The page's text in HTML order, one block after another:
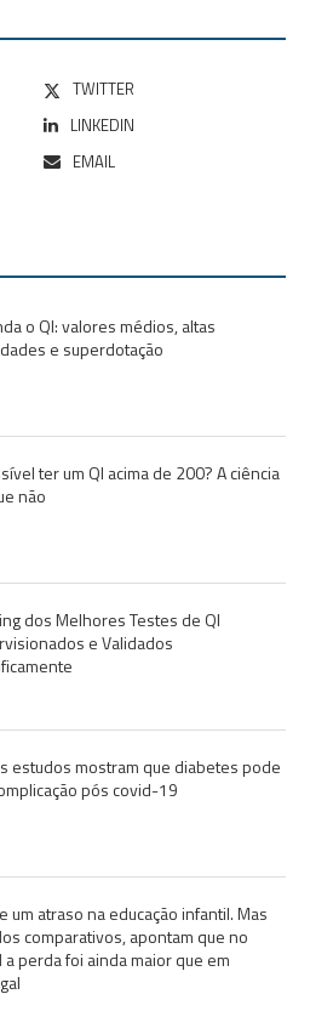
TWITTER
LINKEDIN
EMAIL
o QI: valores médios, altas
e superdotação
ter um QI acima de 200? A ciência
não
dos Melhores Testes de QI
e Validados
estudos mostram que diabetes pode
pós covid-19
um atraso na educação infantil. Mas
comparativos, apontam que no
a perda foi ainda maior que em